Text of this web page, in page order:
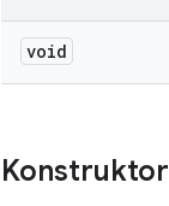
void